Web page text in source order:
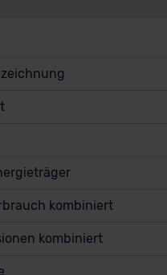
kombiniert
kombiniert